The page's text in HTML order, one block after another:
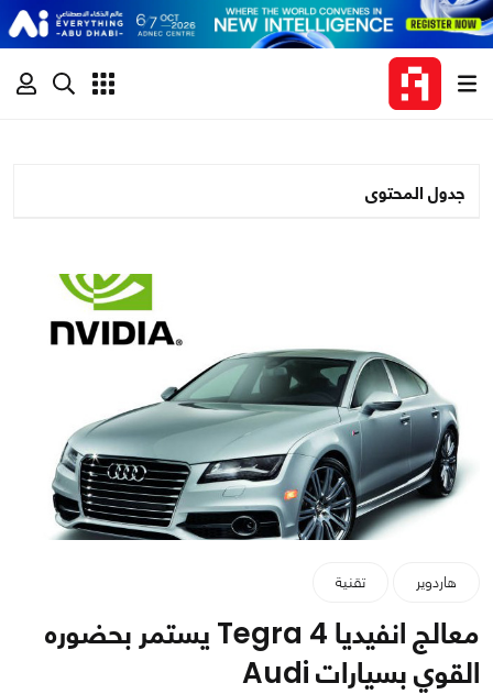
جدول المحتوى
هاردوير تقنية
معالج انفيديا Tegra 4 يستمر بحضوره
القوي بسيارات Audi